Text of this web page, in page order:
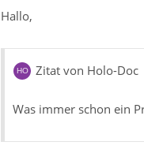
Hallo,
Zitat von Holo-Doc
Was immer schon ein